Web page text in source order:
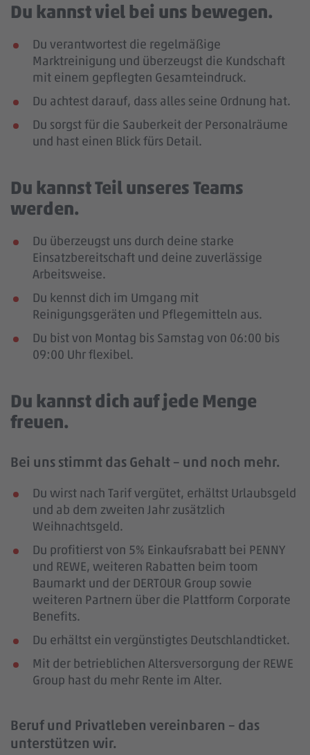
Du kannst viel bei uns bewegen.
Du verantwortest die regelmäßige
Marktreinigung und überzeugst die Kundschaft
mit einem gepflegten Gesamteindruck.
Du achtest darauf, dass alles seine Ordnung hat.
Du sorgst für die Sauberkeit der Personalräume
und hast einen Blick fürs Detail.
Du kannst Teil unseres Teams
werden.
Du überzeugst uns durch deine starke
Einsatzbereitschaft und deine zuverlässige
Arbeitsweise.
Du kennst dich im Umgang mit
Reinigungsgeräten und Pflegemitteln aus.
Du bist von Montag bis Samstag von 06:00 bis
09:00 Uhr flexibel.
Du kannst dich auf jede Menge
freuen.
Bei uns stimmt das Gehalt – und noch mehr.
Du wirst nach Tarif vergütet, erhältst Urlaubsgeld
und ab dem zweiten Jahr zusätzlich
Weihnachtsgeld.
Du profitierst von 5% Einkaufsrabatt bei PENNY
und REWE, weiteren Rabatten beim toom
Baumarkt und der DERTOUR Group sowie
weiteren Partnern über die Plattform Corporate
Benefits.
Du erhältst ein vergünstigtes Deutschlandticket.
Mit der betrieblichen Altersversorgung der REWE
Group hast du mehr Rente im Alter.
Beruf und Privatleben vereinbaren – das
unterstützen wir.